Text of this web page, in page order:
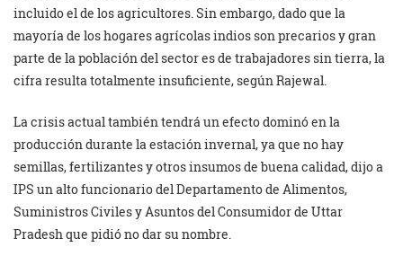
incluido el de los agricultores. Sin embargo, dado que la
mayoría de los hogares agrícolas indios son precarios y gran
parte de la población del sector es de trabajadores sin tierra, la
cifra resulta totalmente insuficiente, según Rajewal.
La crisis actual también tendrá un efecto dominó en la
producción durante la estación invernal, ya que no hay
semillas, fertilizantes y otros insumos de buena calidad, dijo a
IPS un alto funcionario del Departamento de Alimentos,
Suministros Civiles y Asuntos del Consumidor de Uttar
Pradesh que pidió no dar su nombre.